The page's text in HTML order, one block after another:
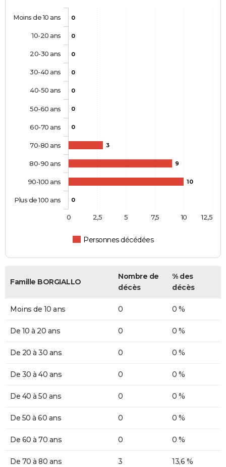
0
0
0
0
0
0
0
3
9
10
0
Personnes décédées
Moins de 10 ans
10-20 ans
20-30 ans
30-40 ans
40-50 ans
50-60 ans
60-70 ans
70-80 ans
80-90 ans
90-100 ans
Plus de 100 ans
0 10
2,5 5 7,5 12,5
Famille BORGIALLO
Nombre de
décès
% des
décès
Moins de 10 ans 0 0 %
De 10 à 20 ans 0 0 %
De 20 à 30 ans 0 0 %
De 30 à 40 ans 0 0 %
De 40 à 50 ans 0 0 %
De 50 à 60 ans 0 0 %
De 60 à 70 ans 0 0 %
De 70 à 80 ans 3 13,6 %